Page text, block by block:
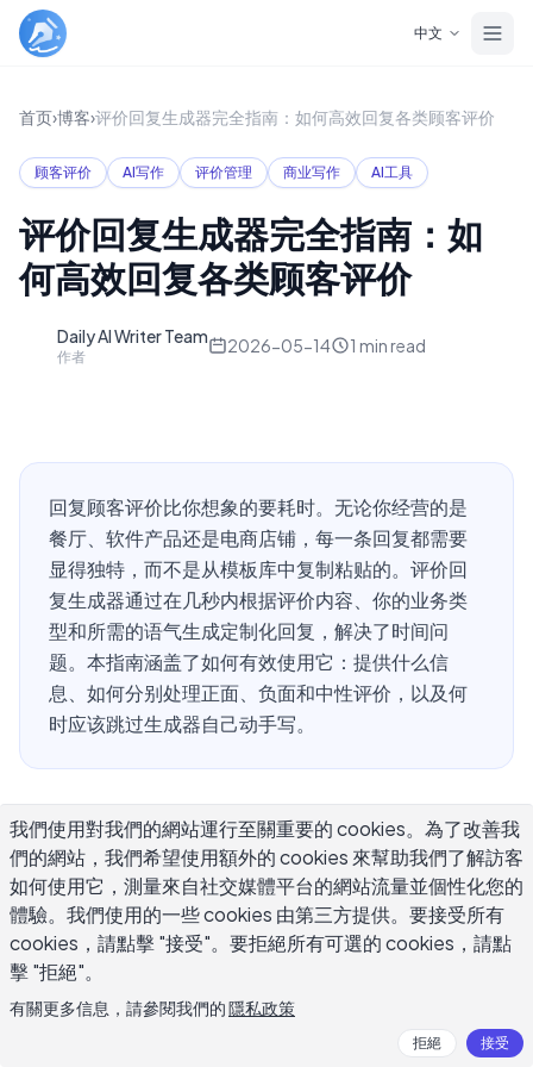
中文
首页›博客›评价回复生成器完全指南：如何高效回复各类顾客评价
顾客评价 AI写作 评价管理 商业写作 AI工具
评价回复生成器完全指南：如
何高效回复各类顾客评价
Daily AI Writer Team
作者
2026-05-14 1 min read
回复顾客评价比你想象的要耗时。无论你经营的是
餐厅、软件产品还是电商店铺，每一条回复都需要
显得独特，而不是从模板库中复制粘贴的。评价回
复生成器通过在几秒内根据评价内容、你的业务类
型和所需的语气生成定制化回复，解决了时间问
题。本指南涵盖了如何有效使用它：提供什么信
息、如何分别处理正面、负面和中性评价，以及何
时应该跳过生成器自己动手写。
什么是评价回复生成器，它如何工作
的？
评价回复生成器是一款写作工具，可以读取顾客评价并输出
语境恰当的回复。你提供评价文本、企业或产品名称，以及
可选的星级评分或关于特定问题的备注。该工具在几秒内生
成一份草稿——你可以直接编辑后发布到谷歌、Yelp、猫途
我們使用對我們的網站運行至關重要的 cookies。為了改善我
們的網站，我們希望使用額外的 cookies 來幫助我們了解訪客
如何使用它，測量來自社交媒體平台的網站流量並個性化您的
體驗。我們使用的一些 cookies 由第三方提供。要接受所有
cookies，請點擊 "接受"。要拒絕所有可選的 cookies，請點
擊 "拒絕"。
有關更多信息，請參閱我們的隱私政策
拒絕 接受